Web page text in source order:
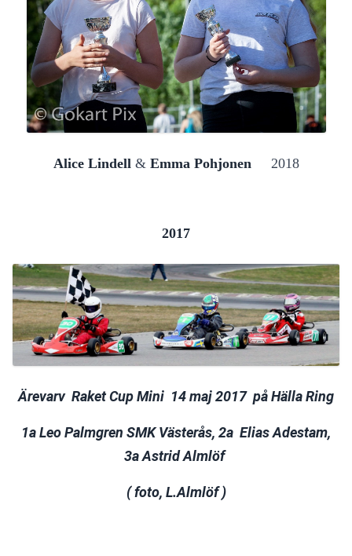
Alice Lindell & Emma Pohjonen 2018
2017
Ärevarv  Raket Cup Mini  14 maj 2017  på Hälla Ring
3a Astrid Almlöf
( foto, L.Almlöf )